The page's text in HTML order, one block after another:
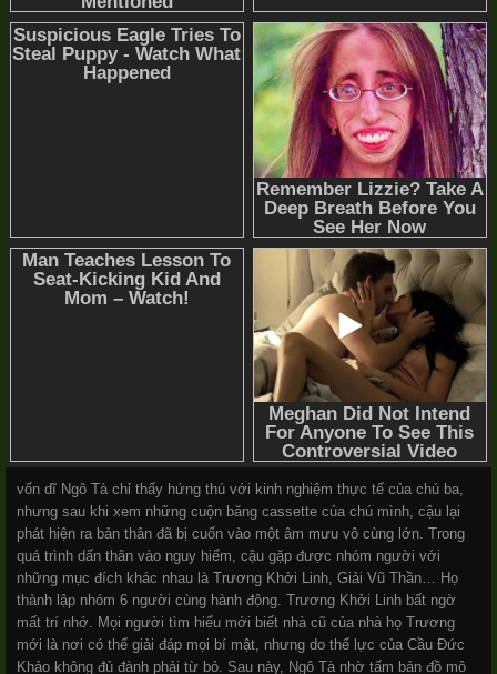
vốn dĩ Ngô Tà chỉ thấy hứng thú với kinh nghiệm thực tế của chú ba,
nhưng sau khi xem những cuộn băng cassette của chú mình, cậu lại
phát hiện ra bản thân đã bị cuốn vào một âm mưu vô cùng lớn. Trong
quá trình dấn thân vào nguy hiểm, cậu gặp được nhóm người với
những mục đích khác nhau là Trương Khởi Linh, Giải Vũ Thần… Họ
thành lập nhóm 6 người cùng hành động. Trương Khởi Linh bất ngờ
mất trí nhớ. Mọi người tìm hiểu mới biết nhà cũ của nhà họ Trương
mới là nơi có thể giải đáp mọi bí mật, nhưng do thế lực của Cầu Đức
Khảo không đủ đành phải từ bỏ. Sau này, Ngô Tà nhờ tấm bản đồ mô